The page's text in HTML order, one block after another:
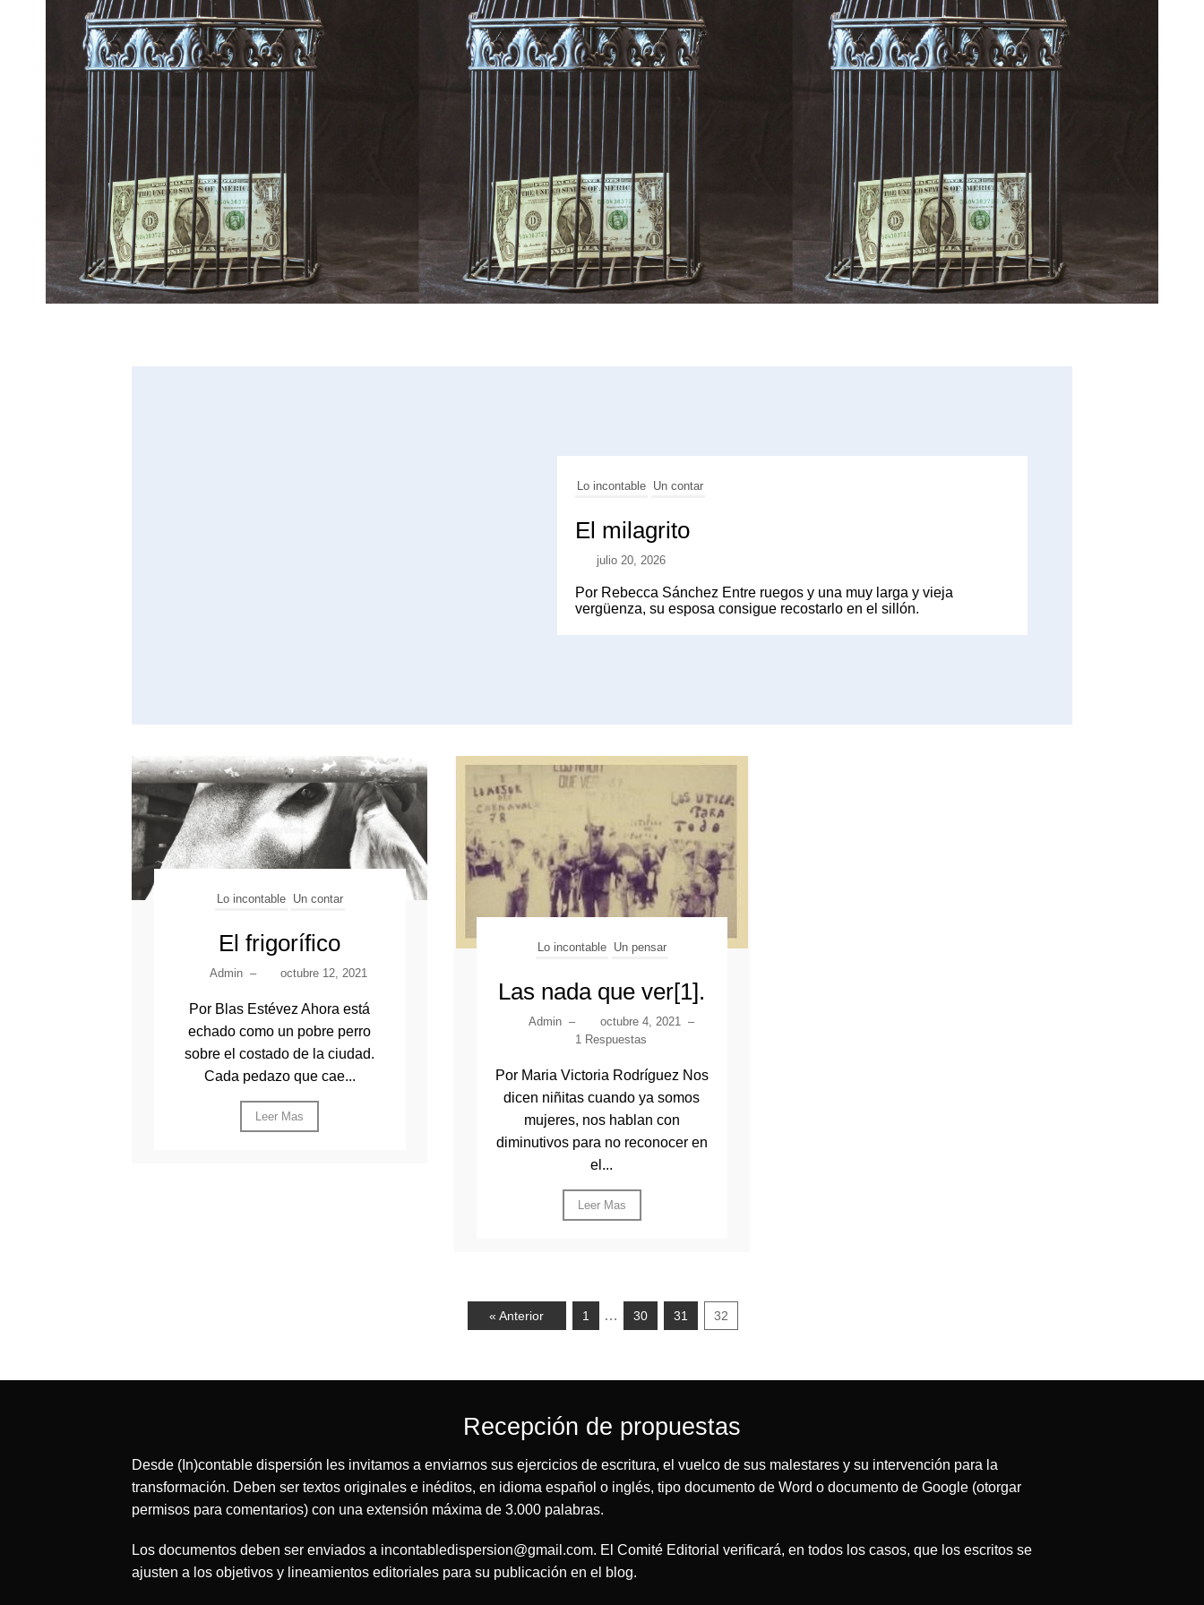
Lo incontable Un contar
El milagrito
julio 20, 2026
Por Rebecca Sánchez Entre ruegos y una muy larga y vieja
vergüenza, su esposa consigue recostarlo en el sillón.
Lo incontable Un contar
El frigorífico
Admin – octubre 12, 2021
Por Blas Estévez Ahora está
echado como un pobre perro
sobre el costado de la ciudad.
Cada pedazo que cae...
Leer Mas
Lo incontable Un pensar
Las nada que ver[1].
Admin – octubre 4, 2021 –
1 Respuestas
Por Maria Victoria Rodríguez Nos
dicen niñitas cuando ya somos
mujeres, nos hablan con
diminutivos para no reconocer en
el...
Leer Mas
« Anterior 1 … 30 31 32
Recepción de propuestas
Desde (In)contable dispersión les invitamos a enviarnos sus ejercicios de escritura, el vuelco de sus malestares y su intervención para la
transformación. Deben ser textos originales e inéditos, en idioma español o inglés, tipo documento de Word o documento de Google (otorgar
permisos para comentarios) con una extensión máxima de 3.000 palabras.
Los documentos deben ser enviados a incontabledispersion@gmail.com. El Comité Editorial verificará, en todos los casos, que los escritos se
ajusten a los objetivos y lineamientos editoriales para su publicación en el blog.